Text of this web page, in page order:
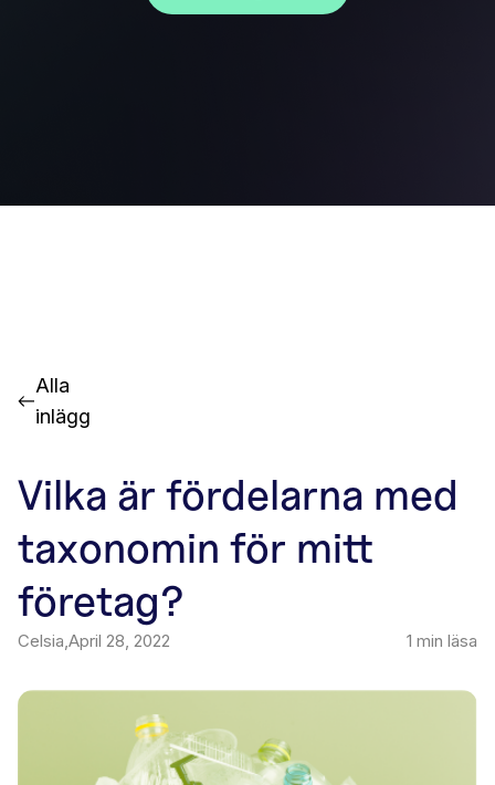
Alla
inlägg
Vilka är fördelarna med
taxonomin för mitt
företag?
Celsia,April 28, 2022 1 min läsa